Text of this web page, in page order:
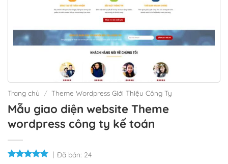
Trang chủ / Theme Wordpress Giới Thiệu Công Ty
Mẫu giao diện website Theme
wordpress công ty kế toán
Đã bán: 24